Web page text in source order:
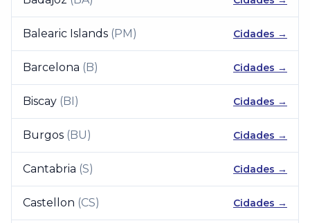
Balearic Islands (PM) Cidades →
Barcelona (B) Cidades →
Biscay (BI) Cidades →
Burgos (BU) Cidades →
Cantabria (S) Cidades →
Castellon (CS) Cidades →